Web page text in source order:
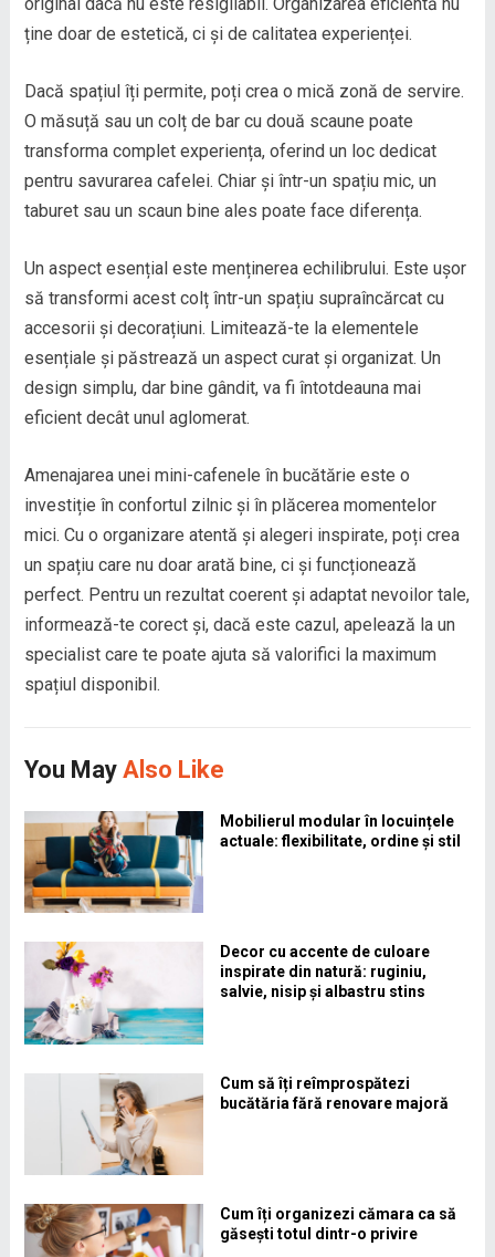
ține doar de estetică, ci și de calitatea experienței.
Dacă spațiul îți permite, poți crea o mică zonă de servire.
O măsuță sau un colț de bar cu două scaune poate
transforma complet experiența, oferind un loc dedicat
pentru savurarea cafelei. Chiar și într-un spațiu mic, un
taburet sau un scaun bine ales poate face diferența.
Un aspect esențial este menținerea echilibrului. Este ușor
să transformi acest colț într-un spațiu supraîncărcat cu
accesorii și decorațiuni. Limitează-te la elementele
esențiale și păstrează un aspect curat și organizat. Un
design simplu, dar bine gândit, va fi întotdeauna mai
eficient decât unul aglomerat.
Amenajarea unei mini-cafenele în bucătărie este o
investiție în confortul zilnic și în plăcerea momentelor
mici. Cu o organizare atentă și alegeri inspirate, poți crea
un spațiu care nu doar arată bine, ci și funcționează
perfect. Pentru un rezultat coerent și adaptat nevoilor tale,
informează-te corect și, dacă este cazul, apelează la un
specialist care te poate ajuta să valorifici la maximum
spațiul disponibil.
You May Also Like
Mobilierul modular în locuințele
actuale: flexibilitate, ordine și stil
Decor cu accente de culoare
inspirate din natură: ruginiu,
salvie, nisip și albastru stins
Cum să îți reîmprospătezi
bucătăria fără renovare majoră
Cum îți organizezi cămara ca să
găsești totul dintr-o privire